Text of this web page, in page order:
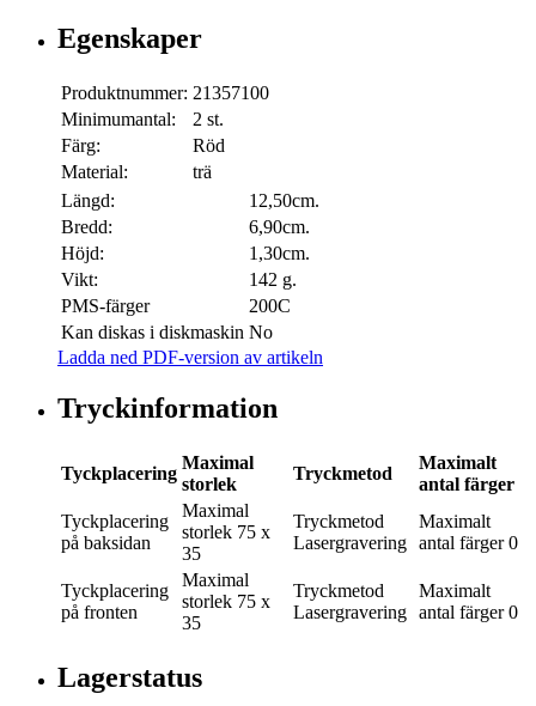
Egenskaper
Produktnummer: 21357100
Minimumantal:
2 st.
Färg:
Röd
Material:
trä
Längd:
12,50cm.
Bredd:
6,90cm.
Höjd:
1,30cm.
Vikt:
142 g.
PMS-färger
200C
Kan diskas i diskmaskin No
Ladda ned PDF-version av artikeln
Tryckinformation
Tyckplacering
Maximal
storlek
Tryckmetod
Maximalt
antal färger
Tyckplacering
på baksidan
Maximal
storlek 75 x
35
Tryckmetod
Lasergravering
Maximalt
antal färger 0
Tyckplacering
på fronten
Maximal
storlek 75 x
35
Tryckmetod
Lasergravering
Maximalt
antal färger 0
Lagerstatus